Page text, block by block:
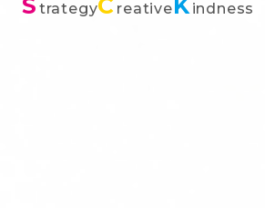
S trategyC reativeKindness